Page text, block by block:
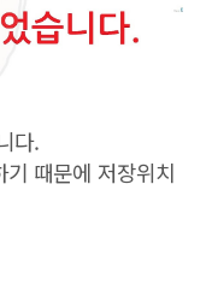
다.
때문에 저장위치